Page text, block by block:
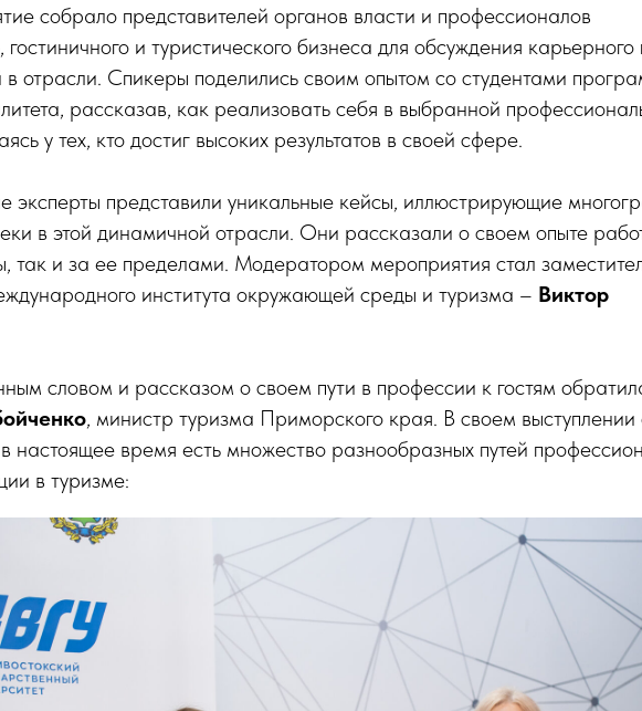
собрало представителей органов власти и профессионалов
гостиничного и туристического бизнеса для обсуждения карьерного
в отрасли. Спикеры поделились своим опытом со студентами
рассказав, как реализовать себя в выбранной
у тех, кто достиг высоких результатов в своей сфере.
эксперты представили уникальные кейсы, иллюстрирующие
в этой динамичной отрасли. Они рассказали о своем опыте
так и за ее пределами. Модератором мероприятия стал
института окружающей среды и туризма – Виктор
словом и рассказом о своем пути в профессии к гостям
, министр туризма Приморского края. В своем выступлении
настоящее время есть множество разнообразных путей
в туризме: